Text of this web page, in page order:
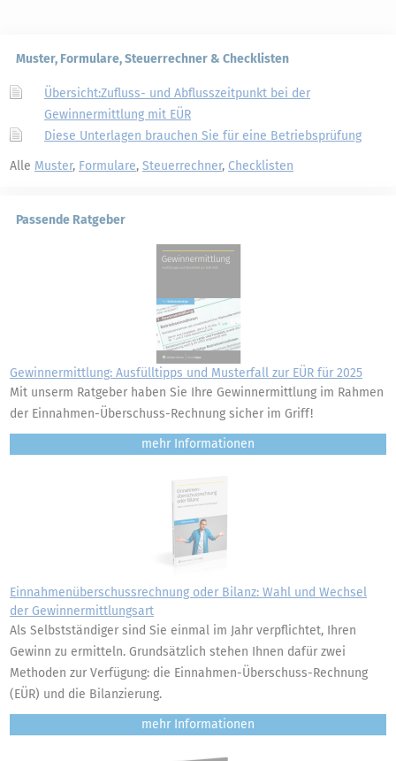
Muster, Formulare, Steuerrechner & Checklisten
Übersicht:Zufluss- und Abflusszeitpunkt bei der
Gewinnermittlung mit EÜR
Diese Unterlagen brauchen Sie für eine Betriebsprüfung
Alle Muster, Formulare, Steuerrechner, Checklisten
Passende Ratgeber
Gewinnermittlung: Ausfülltipps und Musterfall zur EÜR für 2025
Mit unserm Ratgeber haben Sie Ihre Gewinnermittlung im Rahmen
der Einnahmen-Überschuss-Rechnung sicher im Griff!
mehr
Einnahmenüberschussrechnung oder Bilanz: Wahl und Wechsel
der Gewinnermittlungsart
Als Selbstständiger sind Sie einmal im Jahr verpflichtet, Ihren
Gewinn zu ermitteln. Grundsätzlich stehen Ihnen dafür zwei
Methoden zur Verfügung: die Einnahmen-Überschuss-Rechnung
(EÜR) und die Bilanzierung.
mehr